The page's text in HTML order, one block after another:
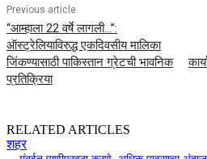
Previous article
“आम्हाला 22 वर्षे लागली…”:
ऑस्ट्रेलियाविरुद्ध एकदिवसीय मालिका
जिंकण्यासाठी पाकिस्तान ग्रेटची भावनिक
प्रतिक्रिया
RELATED ARTICLES
शहर